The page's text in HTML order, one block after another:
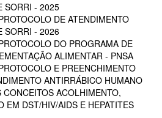
SORRI - 2025
DE ATENDIMENTO
SORRI - 2026
DO PROGRAMA DE
ALIMENTAR - PNSA
E PREENCHIMENTO
ANTIRRÁBICO HUMANO
ACOLHIMENTO,
EM DST/HIV/AIDS E HEPATITES